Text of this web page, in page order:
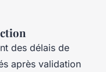
des délais de
après validation